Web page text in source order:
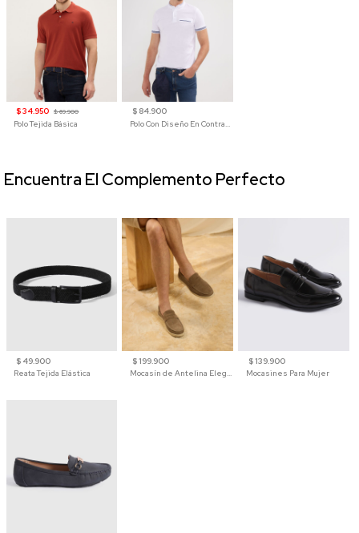
$ 34.950 $ 69.900
Polo Tejida Básica
$ 84.900
Polo Con Diseño En Contraste
$ 49.900
Reata Tejida Elástica
$ 199.900
Mocasín de Antelina Elegante con Suela de Contraste Para Hombre
$ 139.900
Mocasines Para Mujer
Encuentra El Complemento Perfecto